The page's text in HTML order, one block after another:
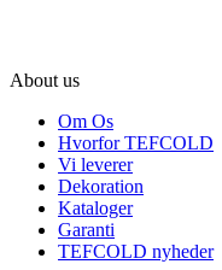
About us
Om Os
Hvorfor TEFCOLD
Vi leverer
Dekoration
Kataloger
Garanti
TEFCOLD nyheder